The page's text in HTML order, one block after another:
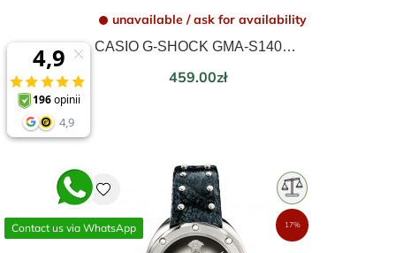
unavailable / ask for availability
CASIO G-SHOCK GMA-S140M-4AER
Price
459.00zł
favorite
17%
Contact us via WhatsApp